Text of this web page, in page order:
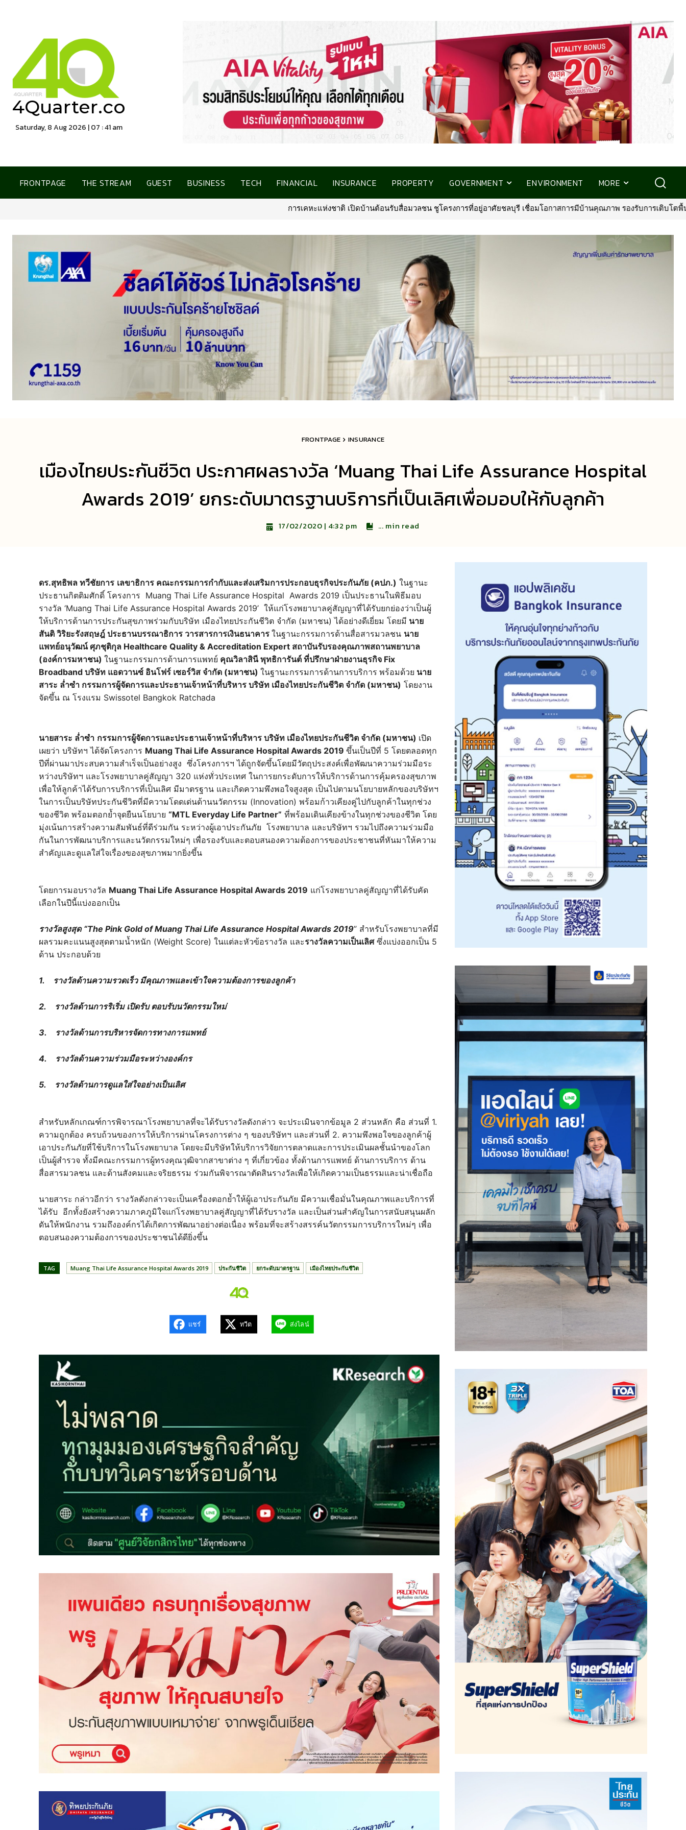
4Quarter.co
Saturday, 8 Aug 2026 | 07 : 41 am
FRONTPAGE THE STREAM GUEST BUSINESS TECH FINANCIAL INSURANCE PROPERTY GOVERNMENT ENVIRONMENT MORE
การเคหะแห่งชาติ เปิดบ้านต้อนรับสื่อมวลชน ชูโครงการที่อยู่อาศัยชลบุรี เชื่อมโอกาสการมีบ้านคุณภาพ รองรับการเติบโตพื้นที่ EEC•พรูเด็นเชียล ประเทศไทย จับ
FRONTPAGE INSURANCE
เมืองไทยประกันชีวิต ประกาศผลรางวัล ‘Muang Thai Life Assurance Hospital
Awards 2019’ ยกระดับมาตรฐานบริการที่เป็นเลิศเพื่อมอบให้กับลูกค้า
17/02/2020 | 4:32 pm ... min read
ดร.สุทธิพล ทวีชัยการ เลขาธิการ คณะกรรมการกำกับและส่งเสริมการประกอบธุรกิจประกันภัย (คปภ.) ในฐานะ
ประธานกิตติมศักดิ์ โครงการ Muang Thai Life Assurance Hospital Awards 2019 เป็นประธานในพิธีมอบ
รางวัล ‘Muang Thai Life Assurance Hospital Awards 2019’ ให้แก่โรงพยาบาลคู่สัญญาที่ได้รับยกย่องว่าเป็นผู้
ให้บริการด้านการประกันสุขภาพร่วมกับบริษัท เมืองไทยประกันชีวิต จำกัด (มหาชน) ได้อย่างดีเยี่ยม โดยมี นาย
สันติ วิริยะรังสฤษฎ์ ประธานบรรณาธิการ วารสารการเงินธนาคาร ในฐานะกรรมการด้านสื่อสารมวลชน นาย
แพทย์อนุวัฒน์ ศุภชุติกุล Healthcare Quality & Accreditation Expert สถาบันรับรองคุณภาพสถานพยาบาล
(องค์การมหาชน) ในฐานะกรรมการด้านการแพทย์ คุณวิลาสินี พุทธิการันต์ ที่ปรึกษาฝ่ายงานธุรกิจ Fix
Broadband บริษัท แอดวานซ์ อินโฟร์ เซอร์วิส จำกัด (มหาชน) ในฐานะกรรมการด้านการบริการ พร้อมด้วย นาย
สาระ ล่ำซำ กรรมการผู้จัดการและประธานเจ้าหน้าที่บริหาร บริษัท เมืองไทยประกันชีวิต จำกัด (มหาชน) โดยงาน
จัดขึ้น ณ โรงแรม Swissotel Bangkok Ratchada
นายสาระ ล่ำซำ กรรมการผู้จัดการและประธานเจ้าหน้าที่บริหาร บริษัท เมืองไทยประกันชีวิต จำกัด (มหาชน) เปิด
เผยว่า บริษัทฯ ได้จัดโครงการ Muang Thai Life Assurance Hospital Awards 2019 ขึ้นเป็นปีที่ 5 โดยตลอดทุก
ปีที่ผ่านมาประสบความสำเร็จเป็นอย่างสูง ซึ่งโครงการฯ ได้ถูกจัดขึ้นโดยมีวัตถุประสงค์เพื่อพัฒนาความร่วมมือระ
หว่างบริษัทฯ และโรงพยาบาลคู่สัญญา 320 แห่งทั่วประเทศ ในการยกระดับการให้บริการด้านการคุ้มครองสุขภาพ
เพื่อให้ลูกค้าได้รับการบริการที่เป็นเลิศ มีมาตรฐาน และเกิดความพึงพอใจสูงสุด เป็นไปตามนโยบายหลักของบริษัทฯ
ในการเป็นบริษัทประกันชีวิตที่มีความโดดเด่นด้านนวัตกรรม (Innovation) พร้อมก้าวเคียงคู่ไปกับลูกค้าในทุกช่วง
ของชีวิต พร้อมตอกย้ำจุดยืนนโยบาย “MTL Everyday Life Partner” ที่พร้อมเดินเคียงข้างในทุกช่วงของชีวิต โดย
มุ่งเน้นการสร้างความสัมพันธ์ที่ดีร่วมกัน ระหว่างผู้เอาประกันภัย โรงพยาบาล และบริษัทฯ รวมไปถึงความร่วมมือ
กันในการพัฒนาบริการและนวัตกรรมใหม่ๆ เพื่อรองรับและตอบสนองความต้องการของประชาชนที่หันมาให้ความ
สำคัญและดูแลใส่ใจเรื่องของสุขภาพมากยิ่งขึ้น
โดยการมอบรางวัล Muang Thai Life Assurance Hospital Awards 2019 แก่โรงพยาบาลคู่สัญญาที่ได้รับคัด
เลือกในปีนี้แบ่งออกเป็น
รางวัลสูงสุด “The Pink Gold of Muang Thai Life Assurance Hospital Awards 2019” สำหรับโรงพยาบาลที่มี
ผลรวมคะแนนสูงสุดตามน้ำหนัก (Weight Score) ในแต่ละหัวข้อรางวัล และรางวัลความเป็นเลิศซึ่งแบ่งออกเป็น 5
ด้าน ประกอบด้วย
1. รางวัลด้านความรวดเร็ว มีคุณภาพและเข้าใจความต้องการของลูกค้า
2. รางวัลด้านการริเริ่ม เปิดรับ ตอบรับนวัตกรรมใหม่
3. รางวัลด้านการบริหารจัดการทางการแพทย์
4. รางวัลด้านความร่วมมือระหว่างองค์กร
5. รางวัลด้านการดูแลใส่ใจอย่างเป็นเลิศ
สำหรับหลักเกณฑ์การพิจารณาโรงพยาบาลที่จะได้รับรางวัลดังกล่าว จะประเมินจากข้อมูล 2 ส่วนหลัก คือ ส่วนที่ 1.
ความถูกต้อง ครบถ้วนของการให้บริการผ่านโครงการต่าง ๆ ของบริษัทฯ และส่วนที่ 2. ความพึงพอใจของลูกค้าผู้
เอาประกันภัยที่ใช้บริการในโรงพยาบาล โดยจะมีบริษัทให้บริการวิจัยการตลาดและการประเมินผลชั้นนำของโลก
เป็นผู้สำรวจ ทั้งมีคณะกรรมการผู้ทรงคุณวุฒิจากสาขาต่าง ๆ ที่เกี่ยวข้อง ทั้งด้านการแพทย์ ด้านการบริการ ด้าน
สื่อสารมวลชน และด้านสังคมและจริยธรรม ร่วมกันพิจารณาตัดสินรางวัลเพื่อให้เกิดความเป็นธรรมและน่าเชื่อถือ
นายสาระ กล่าวอีกว่า รางวัลดังกล่าวจะเป็นเครื่องตอกย้ำให้ผู้เอาประกันภัย มีความเชื่อมั่นในคุณภาพและบริการที่
ได้รับ อีกทั้งยังสร้างความภาคภูมิใจแก่โรงพยาบาลคู่สัญญาที่ได้รับรางวัล และเป็นส่วนสำคัญในการสนับสนุนผลัก
ดันให้พนักงาน รวมถึงองค์กรได้เกิดการพัฒนาอย่างต่อเนื่อง พร้อมที่จะสร้างสรรค์นวัตกรรมการบริการใหม่ๆ เพื่อ
ตอบสนองความต้องการของประชาชนได้ดียิ่งขึ้น
TAG Muang Thai Life Assurance Hospital Awards 2019 ประกันชีวิต ยกระดับมาตรฐาน เมืองไทยประกันชีวิต
แชร์ ทวีต ส่งไลน์